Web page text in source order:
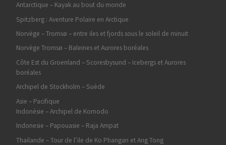
Antarctique – Kayak au bout du monde
Spitzberg : Aventure Polaire en Arctique
Norvège – Tromsø – entre iles et fjords sous le soleil de minuit
Norvège Tromsø – Baleines et Aurores boréales
Côte Est du Groenland – Scoresbysund – Icebergs et Aurores
boréales
Archipel de Stockholm – Suède
Asie – Pacifique
Indonésie – Archipel de Komodo
Indonesie – Papouasie – Raja Ampat
Thaïlande – Tour de l’ile de Ko Phangan et Ang Tong